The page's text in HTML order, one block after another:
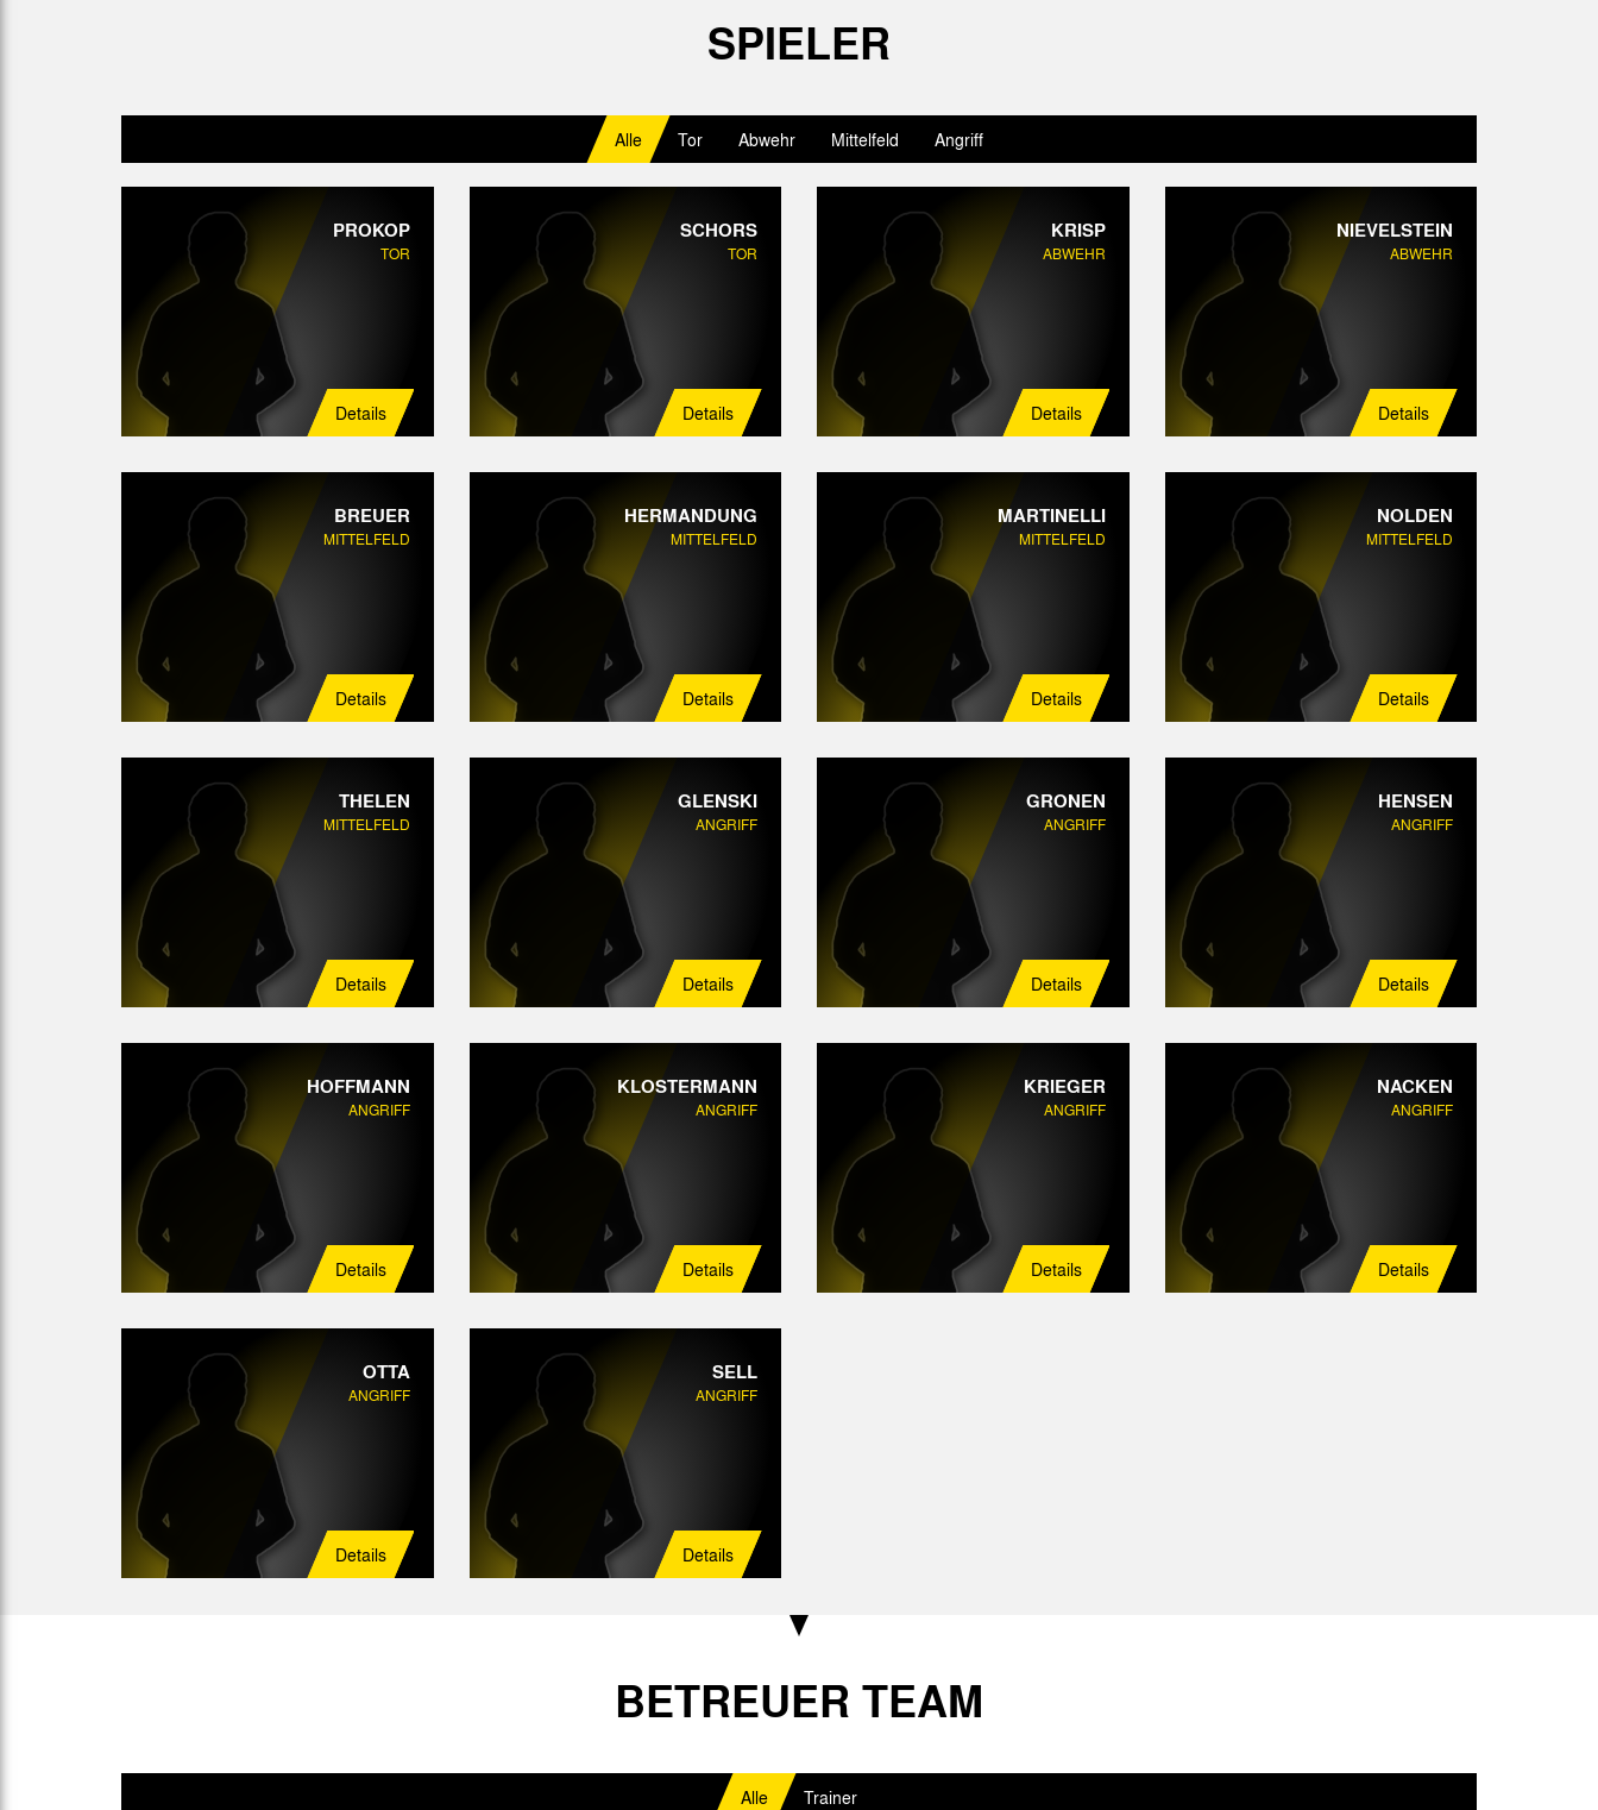
SPIELER
Alle Tor Abwehr Mittelfeld Angriff
PROKOP
TOR
Details
SCHORS
TOR
Details
KRISP
ABWEHR
Details
NIEVELSTEIN
ABWEHR
Details
BREUER
MITTELFELD
Details
HERMANDUNG
MITTELFELD
Details
MARTINELLI
MITTELFELD
Details
NOLDEN
MITTELFELD
Details
THELEN
MITTELFELD
Details
GLENSKI
ANGRIFF
Details
GRONEN
ANGRIFF
Details
HENSEN
ANGRIFF
Details
HOFFMANN
ANGRIFF
Details
KLOSTERMANN
ANGRIFF
Details
KRIEGER
ANGRIFF
Details
NACKEN
ANGRIFF
Details
OTTA
ANGRIFF
Details
SELL
ANGRIFF
Details
BETREUER TEAM
Alle Trainer